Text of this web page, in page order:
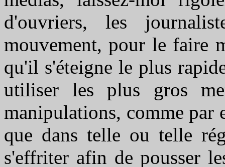
d'ouvriers, les
mouvement, pour le faire
qu'il s'éteigne le plus
utiliser les plus gros
manipulations, comme par
que dans telle ou telle
s'effriter afin de pousser